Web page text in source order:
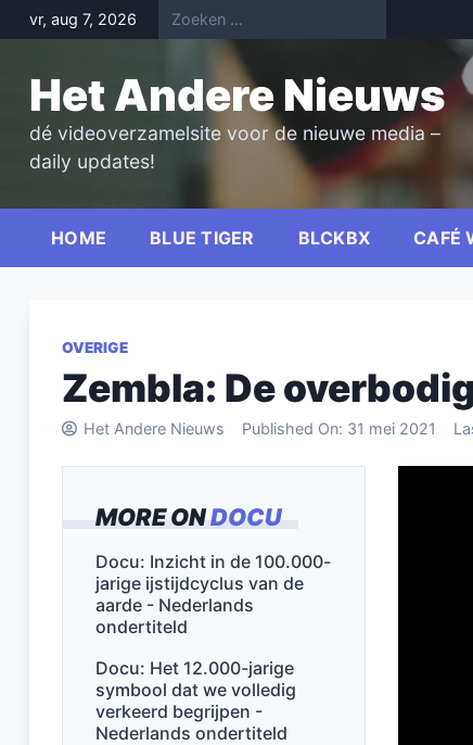
Skip
to
vr, aug 7, 2026
Het Andere Nieuws
dé videoverzamelsite voor de nieuwe media –
daily updates!
HOME BLUE TIGER BLCKBX CAFÉ
OVERIGE
Zembla: De
Het Andere Nieuws Published On: 31 mei 2021
MORE ONDOCU
Docu: Inzicht in de 100.000-
jarige ijstijdcyclus van de
aarde - Nederlands
ondertiteld
Docu: Het 12.000-jarige
symbool dat we volledig
verkeerd begrijpen -
Nederlands ondertiteld